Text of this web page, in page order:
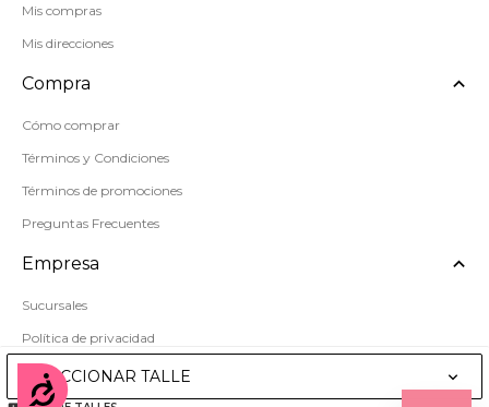
Accesibilidad
SELECCIONAR TALLE
Mis compras
Mis direcciones
Compra
Cómo comprar
Términos y Condiciones
Términos de promociones
Preguntas Frecuentes
Empresa
Sucursales
Política de privacidad
Mapa del sitio